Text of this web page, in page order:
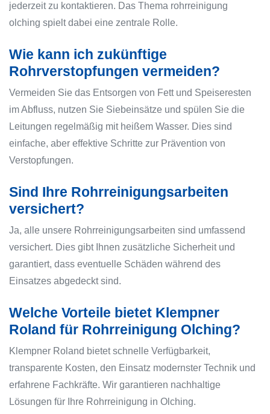
jederzeit zu kontaktieren. Das Thema rohrreinigung
olching spielt dabei eine zentrale Rolle.
Wie kann ich zukünftige
Rohrverstopfungen vermeiden?
Vermeiden Sie das Entsorgen von Fett und Speiseresten
im Abfluss, nutzen Sie Siebeinsätze und spülen Sie die
Leitungen regelmäßig mit heißem Wasser. Dies sind
einfache, aber effektive Schritte zur Prävention von
Verstopfungen.
Sind Ihre Rohrreinigungsarbeiten
versichert?
Ja, alle unsere Rohrreinigungsarbeiten sind umfassend
versichert. Dies gibt Ihnen zusätzliche Sicherheit und
garantiert, dass eventuelle Schäden während des
Einsatzes abgedeckt sind.
Welche Vorteile bietet Klempner
Roland für Rohrreinigung Olching?
Klempner Roland bietet schnelle Verfügbarkeit,
transparente Kosten, den Einsatz modernster Technik und
erfahrene Fachkräfte. Wir garantieren nachhaltige
Lösungen für Ihre Rohrreinigung in Olching.